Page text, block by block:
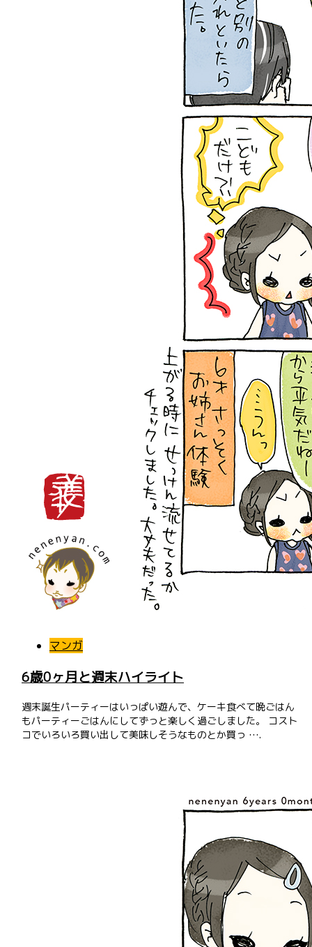
マンガ
6歳0ヶ月と週末ハイライト
週末誕生パーティーはいっぱい遊んで、ケーキ食べて晩ごはん
もパーティーごはんにしてずっと楽しく過ごしました。 コスト
コでいろいろ買い出して美味しそうなものとか買っ ….